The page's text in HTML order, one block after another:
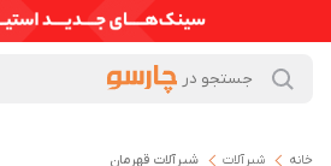
خانه شیرآلات شیرآلات قهرمان